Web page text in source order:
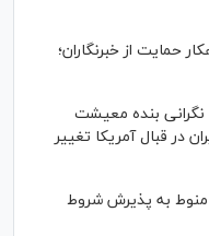
حمایت از خبرنگاران؛
نگرانی بنده معیشت
در قبال آمریکا تغییر
منوط به پذیرش شروط